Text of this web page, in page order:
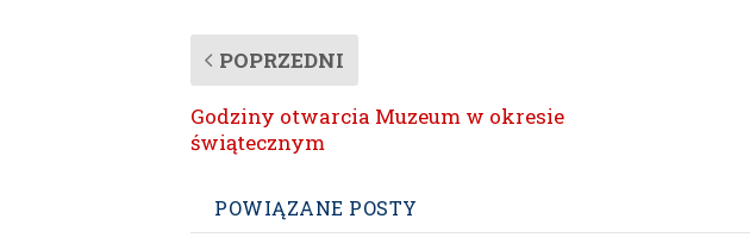
POPRZEDNI
Godziny otwarcia Muzeum w okresie
świątecznym
POWIĄZANE POSTY